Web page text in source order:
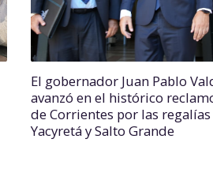
El gobernador Juan Pablo
avanzó en el histórico
de Corrientes por las
Yacyretá y Salto Grande